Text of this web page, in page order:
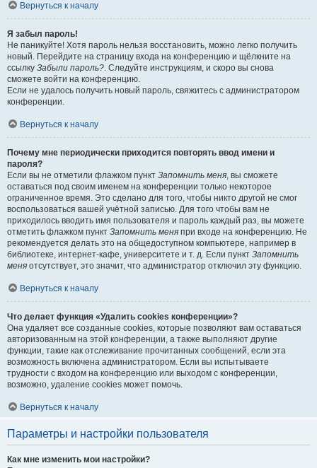
Вернуться к началу
Я забыл пароль!
Не паникуйте! Хотя пароль нельзя восстановить, можно легко получить
новый. Перейдите на страницу входа на конференцию и щёлкните на
ссылку Забыли пароль?. Следуйте инструкциям, и скоро вы снова
сможете войти на конференцию.
Если не удалось получить новый пароль, свяжитесь с администратором
конференции.
Вернуться к началу
Почему мне периодически приходится повторять ввод имени и
пароля?
Если вы не отметили флажком пункт Запомнить меня, вы сможете
оставаться под своим именем на конференции только некоторое
ограниченное время. Это сделано для того, чтобы никто другой не смог
воспользоваться вашей учётной записью. Для того чтобы вам не
приходилось вводить имя пользователя и пароль каждый раз, вы можете
отметить флажком пункт Запомнить меня при входе на конференцию. Не
рекомендуется делать это на общедоступном компьютере, например в
библиотеке, интернет-кафе, университете и т. д. Если пункт Запомнить
меня отсутствует, это значит, что администратор отключил эту функцию.
Вернуться к началу
Что делает функция «Удалить cookies конференции»?
Она удаляет все созданные cookies, которые позволяют вам оставаться
авторизованным на этой конференции, а также выполняют другие
функции, такие как отслеживание прочитанных сообщений, если эта
возможность включена администратором. Если вы испытываете
трудности с входом на конференцию или выходом с конференции,
возможно, удаление cookies может помочь.
Вернуться к началу
Параметры и настройки пользователя
Как мне изменить мои настройки?